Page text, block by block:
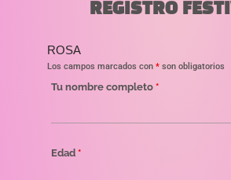
REGISTRO
ROSA
Los campos marcados con * son obligatorios
Tu nombre completo *
Edad *